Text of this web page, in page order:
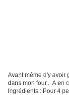
Avant même d'y avoir
dans mon four... A en
Ingrédients : Pour 4